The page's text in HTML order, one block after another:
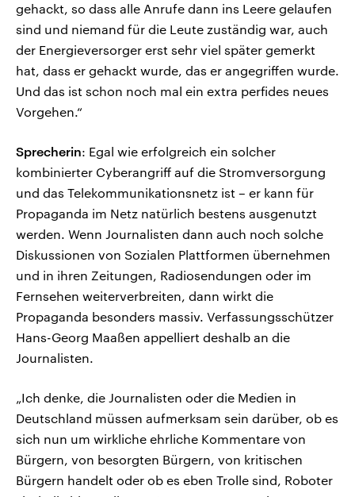
gehackt, so dass alle Anrufe dann ins Leere gelaufen
sind und niemand für die Leute zuständig war, auch
der Energieversorger erst sehr viel später gemerkt
hat, dass er gehackt wurde, das er angegriffen wurde.
Und das ist schon noch mal ein extra perfides neues
Vorgehen.“
Sprecherin: Egal wie erfolgreich ein solcher
kombinierter Cyberangriff auf die Stromversorgung
und das Telekommunikationsnetz ist – er kann für
Propaganda im Netz natürlich bestens ausgenutzt
werden. Wenn Journalisten dann auch noch solche
Diskussionen von Sozialen Plattformen übernehmen
und in ihren Zeitungen, Radiosendungen oder im
Fernsehen weiterverbreiten, dann wirkt die
Propaganda besonders massiv. Verfassungsschützer
Hans-Georg Maaßen appelliert deshalb an die
Journalisten.
„Ich denke, die Journalisten oder die Medien in
Deutschland müssen aufmerksam sein darüber, ob es
sich nun um wirkliche ehrliche Kommentare von
Bürgern, von besorgten Bürgern, von kritischen
Bürgern handelt oder ob es eben Trolle sind, Roboter